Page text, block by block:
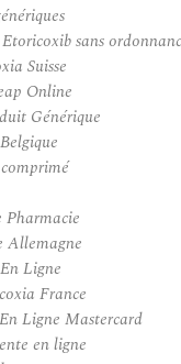
sans
Suisse
Online
Générique
Allemagne
Ligne
France
Ligne Mastercard
en ligne